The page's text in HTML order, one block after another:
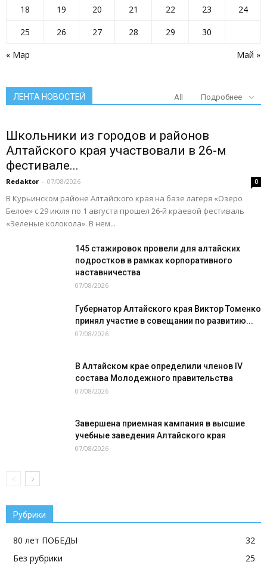
« Мар Май »
18
19 20 21 22 23
24
25
26 27 28 29 30
ЛЕНТА НОВОСТЕЙ All Подробнее
Школьники из городов и районов
Алтайского края участвовали в 26-м
фестивале...
Redaktor - 07/08/2026 0
В Курьинском районе Алтайского края на базе лагеря «Озеро
Белое» с 29 июля по 1 августа прошел 26‑й краевой фестиваль
«Зеленые колокола». В нем...
145 стажировок провели для алтайских
подростков в рамках корпоративного
наставничества
07/08/2026
Губернатор Алтайского края Виктор Томенко
принял участие в совещании по развитию...
07/08/2026
В Алтайском крае определили членов IV
состава Молодежного правительства
07/08/2026
Завершена приемная кампания в высшие
учебные заведения Алтайского края
07/08/2026
Рубрики
80 лет ПОБЕДЫ
32
Без рубрики
25